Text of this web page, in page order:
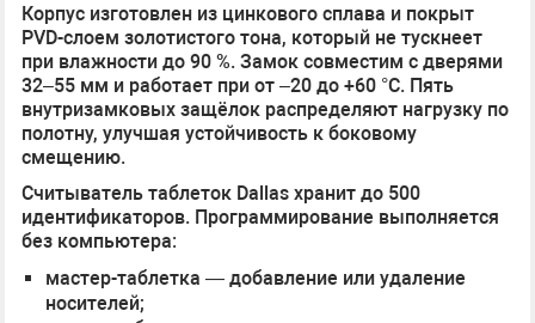
Корпус изготовлен из цинкового сплава и покрыт
PVD-слоем золотистого тона, который не тускнеет
при влажности до 90 %. Замок совместим с дверями
32–55 мм и работает при от –20 до +60 °C. Пять
внутризамковых защёлок распределяют нагрузку по
полотну, улучшая устойчивость к боковому
смещению.
Считыватель таблеток Dallas хранит до 500
идентификаторов. Программирование выполняется
без компьютера:
мастер-таблетка — добавление или удаление
носителей;